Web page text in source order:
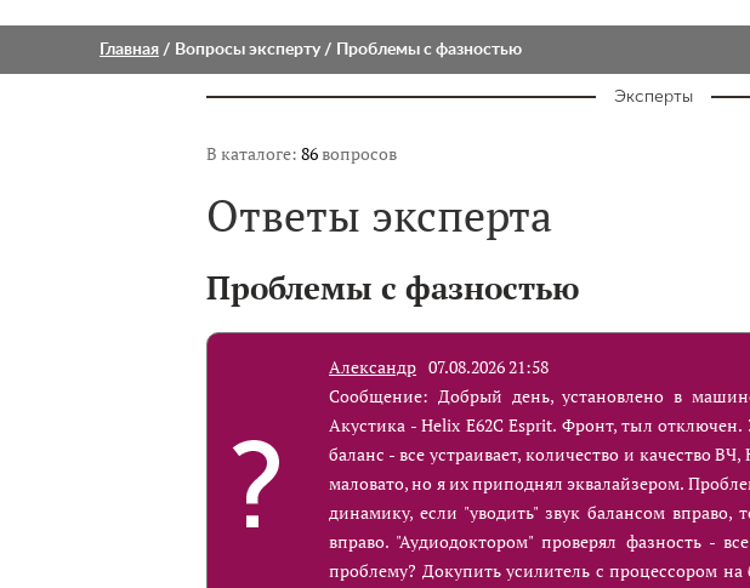
Главная / Вопросы эксперту / Проблемы с фазностью
Эксперты
В каталоге: 86вопросов
Ответы эксперта
Проблемы с фазностью
Александр 07.08.2026 21:58
Сообщение: Добрый день, установлено в
Акустика - Helix E62C Esprit. Фронт, тыл
баланс - все устраивает, количество и качество
маловато, но я их приподнял эквалайзером.
динамику, если "уводить" звук балансом
вправо. "Аудиодоктором" проверял фазность -
проблему? Докупить усилитель с процессором